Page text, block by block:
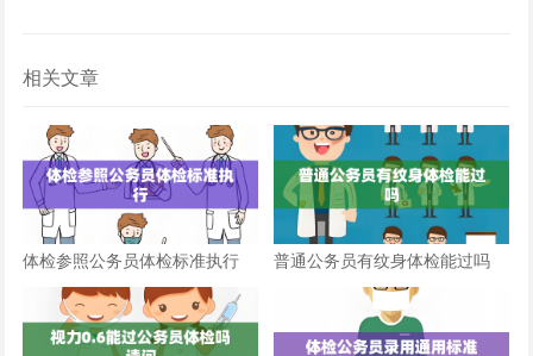
相关文章
体检参照公务员体检标准执行 普通公务员有纹身体检能过吗